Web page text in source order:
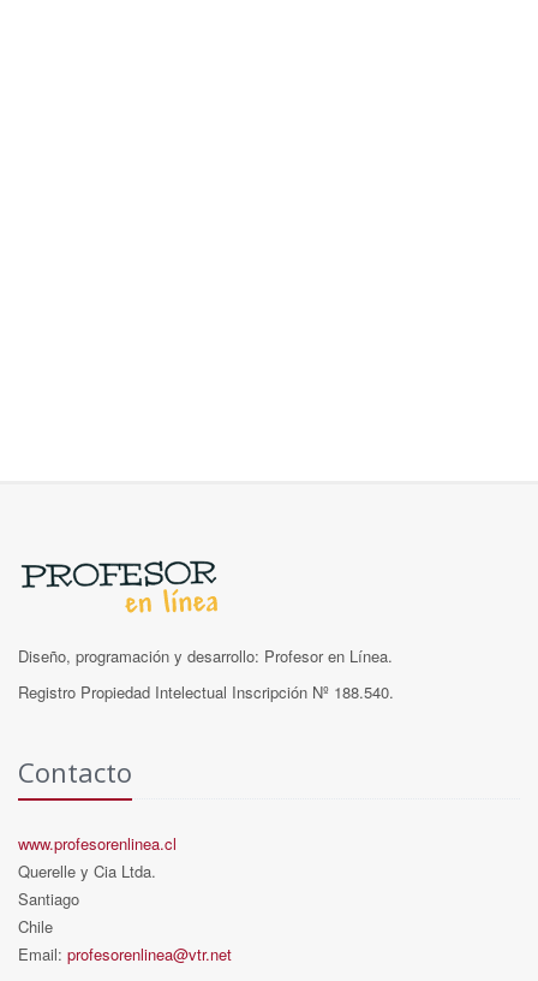
Diseño, programación y desarrollo: Profesor en Línea.
Registro Propiedad Intelectual Inscripción Nº 188.540.
Contacto
www.profesorenlinea.cl
Querelle y Cia Ltda.
Santiago
Chile
Email: profesorenlinea@vtr.net